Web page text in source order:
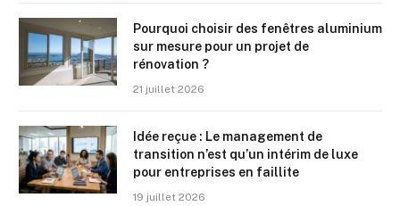
Pourquoi choisir des fenêtres aluminium
sur mesure pour un projet de
rénovation ?
21 juillet 2026
Idée reçue : Le management de
transition n’est qu’un intérim de luxe
pour entreprises en faillite
19 juillet 2026